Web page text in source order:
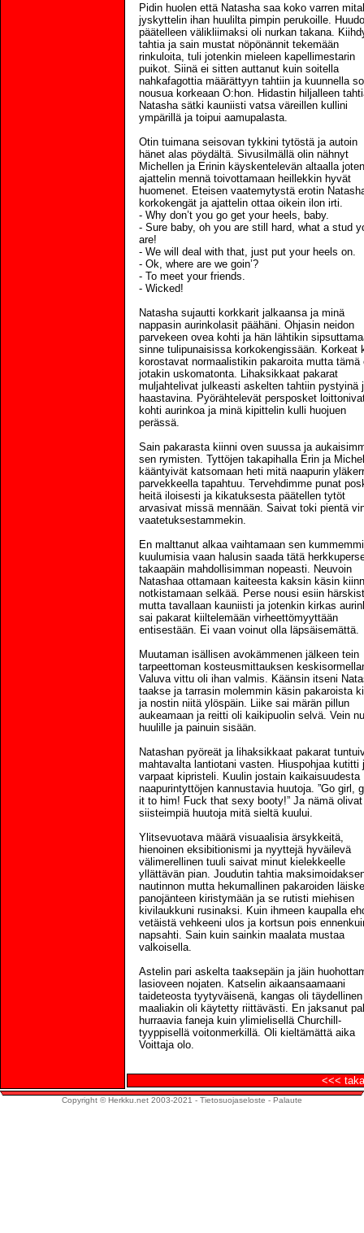
Pidin huolen että Natasha saa koko varren
jyskyttelin ihan huulilta pimpin perukoille.
päätelleen välikliimaksi oli nurkan takana.
tahtia ja sain mustat nöpönännit tekemään
rinkuloita, tuli jotenkin mieleen kapellimestarin
puikot. Siinä ei sitten auttanut kuin soitella
nahkafagottia määrättyyn tahtiin ja kuunnella
nousua korkeaan O:hon. Hidastin hiljalleen
Natasha sätki kauniisti vatsa väreillen kullini
ympärillä ja toipui aamupalasta.
Otin tuimana seisovan tykkini tytöstä ja autoin
hänet alas pöydältä. Sivusilmällä olin nähnyt
Michellen ja Erinin käyskentelevän altaalla joten
ajattelin mennä toivottamaan heillekkin hyvät
huomenet. Eteisen vaatemytystä erotin
korkokengät ja ajattelin ottaa oikein ilon irti.
- Why don’t you go get your heels, baby.
- Sure baby, oh you are still hard, what a stud
are!
- We will deal with that, just put your heels on.
- Ok, where are we goin’?
- To meet your friends.
- Wicked!
Natasha sujautti korkkarit jalkaansa ja minä
nappasin aurinkolasit päähäni. Ohjasin neidon
parvekeen ovea kohti ja hän lähtikin
sinne tulipunaisissa korkokengissään. Korkeat
korostavat normaalistikin pakaroita mutta tämä
jotakin uskomatonta. Lihaksikkaat pakarat
muljahtelivat julkeasti askelten tahtiin pystyinä
haastavina. Pyörähtelevät persposket
kohti aurinkoa ja minä kipittelin kulli huojuen
perässä.
Sain pakarasta kiinni oven suussa ja
sen rymisten. Tyttöjen takapihalla Erin ja
kääntyivät katsomaan heti mitä naapurin
parvekkeella tapahtuu. Tervehdimme punat
heitä iloisesti ja kikatuksesta päätellen tytöt
arvasivat missä mennään. Saivat toki pientä
vaatetuksestammekin.
En malttanut alkaa vaihtamaan sen
kuulumisia vaan halusin saada tätä
takaapäin mahdollisimman nopeasti. Neuvoin
Natashaa ottamaan kaiteesta kaksin käsin
notkistamaan selkää. Perse nousi esiin
mutta tavallaan kauniisti ja jotenkin kirkas
sai pakarat kiiltelemään virheettömyyttään
entisestään. Ei vaan voinut olla läpsäisemättä.
Muutaman isällisen avokämmenen jälkeen tein
tarpeettoman kosteusmittauksen
Valuva vittu oli ihan valmis. Käänsin itseni
taakse ja tarrasin molemmin käsin pakaroista
ja nostin niitä ylöspäin. Liike sai märän pillun
aukeamaan ja reitti oli kaikipuolin selvä. Vein
huulille ja painuin sisään.
Natashan pyöreät ja lihaksikkaat pakarat
mahtavalta lantiotani vasten. Hiuspohjaa kutitti
varpaat kipristeli. Kuulin jostain kaikaisuudesta
naapurintyttöjen kannustavia huutoja. ”Go girl,
it to him! Fuck that sexy booty!” Ja nämä
siisteimpiä huutoja mitä sieltä kuului.
Ylitsevuotava määrä visuaalisia ärsykkeitä,
hienoinen eksibitionismi ja nyyttejä hyväilevä
välimerellinen tuuli saivat minut kielekkeelle
yllättävän pian. Joudutin tahtia
nautinnon mutta hekumallinen pakaroiden
panojänteen kiristymään ja se rutisti miehisen
kivilaukkuni rusinaksi. Kuin ihmeen kaupalla
vetäistä vehkeeni ulos ja kortsun pois
napsahti. Sain kuin sainkin maalata mustaa
valkoisella.
Astelin pari askelta taaksepäin ja jäin
lasioveen nojaten. Katselin aikaansaamaani
taideteosta tyytyväisenä, kangas oli
maaliakin oli käytetty riittävästi. En jaksanut
hurraavia faneja kuin ylimielisellä Churchill-
tyyppisellä voitonmerkillä. Oli kieltämättä aika
Voittaja olo.
<<<
Copyright © Herkku.net 2003-2021 - Tietosuojaseloste - Palaute